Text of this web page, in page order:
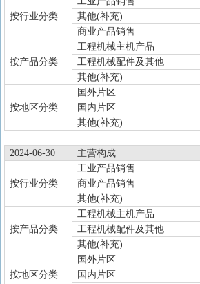
按行业分类
其他(补充)
商业产品销售
按产品分类
工程机械主机产品
工程机械配件及其他
其他(补充)
按地区分类
国外片区
国内片区
其他(补充)
2024-06-30 主营构成
按行业分类
工业产品销售
商业产品销售
其他(补充)
按产品分类
工程机械主机产品
工程机械配件及其他
其他(补充)
按地区分类
国外片区
国内片区